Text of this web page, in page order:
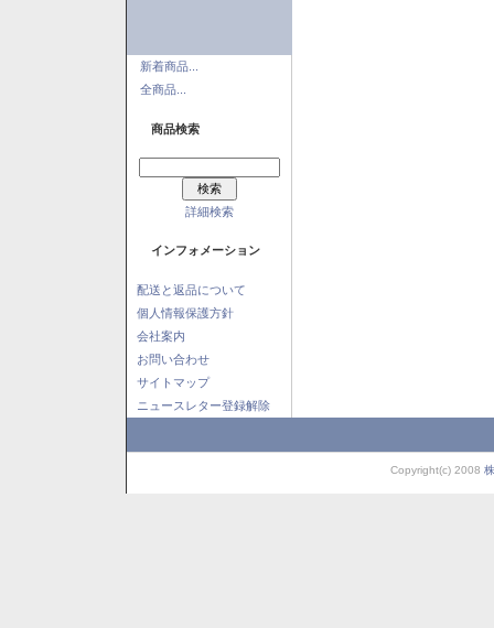
新着商品...
全商品...
商品検索
詳細検索
インフォメーション
配送と返品について
個人情報保護方針
会社案内
お問い合わせ
サイトマップ
ニュースレター登録解除
Copyright(c) 2008